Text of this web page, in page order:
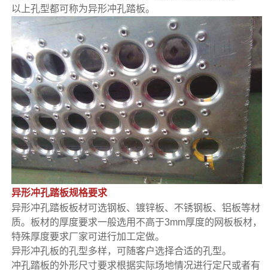
以上孔型都可称为异形冲孔踏板。
异形冲孔踏板规格要求
异形冲孔踏板板材可选钢板、镀锌板、不锈钢板、铝板等材
质。板材的厚度要求一般选用不高于3mm厚度的网板板材，
特殊厚度要求厂家可进行加工定做。
异形冲孔板的孔型多样，可随客户选择合适的孔型。
冲孔踏板的外形尺寸要求根据实际场地情况进行定尺或者有